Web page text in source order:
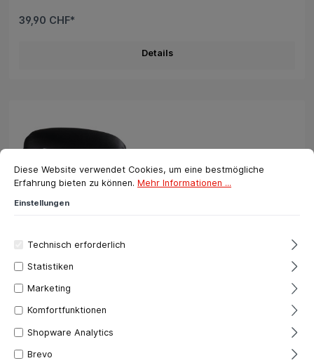
39,90 CHF*
Details
Cookie-Voreinstellungen
Diese Website verwendet Cookies, um eine bestmögliche Erfahrung
Diese Website verwendet Cookies, um eine bestmögliche
Erfahrung bieten zu können. Mehr Informationen ...
Einstellungen
Technisch erforderlich
Statistiken
Marketing
Komfortfunktionen
Shopware Analytics
Brevo